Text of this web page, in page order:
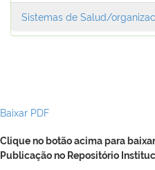
Sistemas de Salud/
Baixar PDF
Clique no botão acima para
Publicação no Repositório